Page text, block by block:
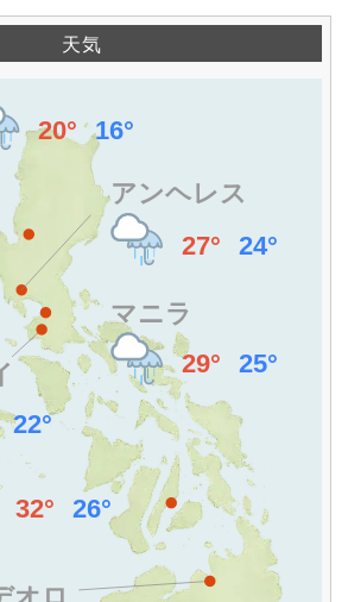
天気